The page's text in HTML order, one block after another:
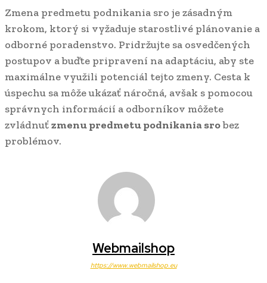
Zmena predmetu podnikania sro je zásadným
krokom, ktorý si vyžaduje starostlivé plánovanie a
odborné poradenstvo. Pridržujte sa osvedčených
postupov a buďte pripravení na adaptáciu, aby ste
maximálne využili potenciál tejto zmeny. Cesta k
úspechu sa môže ukázať náročná, avšak s pomocou
správnych informácií a odborníkov môžete
zvládnuťzmenu predmetu podnikania srobez
problémov.
Webmailshop
https://www.webmailshop.eu